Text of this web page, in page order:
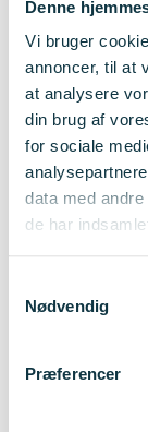
Denne
Vi bruger
annoncer, til at
at analysere
din brug af
for sociale
data med
de har
Nødvendig
Præferencer
Tilmeld dig
Solutions
Læs gerne